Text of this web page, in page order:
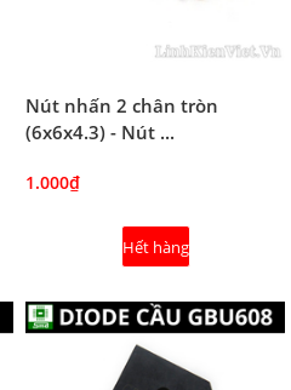
Nút nhấn 2 chân tròn
(6x6x4.3) - Nút ...
1.000₫
Hết hàng